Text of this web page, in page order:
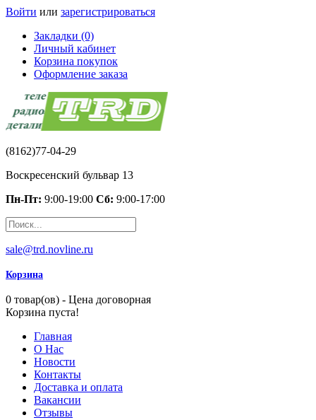
Войти или зарегистрироваться
Закладки (0)
Личный кабинет
Корзина покупок
Оформление заказа
(8162)77-04-29
Воскресенский бульвар 13
Пн-Пт: 9:00-19:00 Сб: 9:00-17:00
sale@trd.novline.ru
Корзина
0 товар(ов) - Цена договорная
Корзина пуста!
Главная
О Нас
Новости
Контакты
Доставка и оплата
Вакансии
Отзывы